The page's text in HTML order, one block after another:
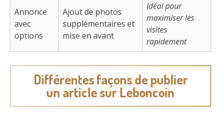
Annonce
avec
options
Ajout de photos
supplémentaires et
mise en avant
Idéal pour
maximiser les
visites
rapidement
Différentes façons de publier
un article sur Leboncoin